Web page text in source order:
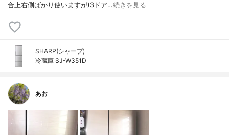
合上右側ばかり使いますが)3ドア…続きを見る
SHARP(シャープ)
冷蔵庫 SJ-W351D
あお